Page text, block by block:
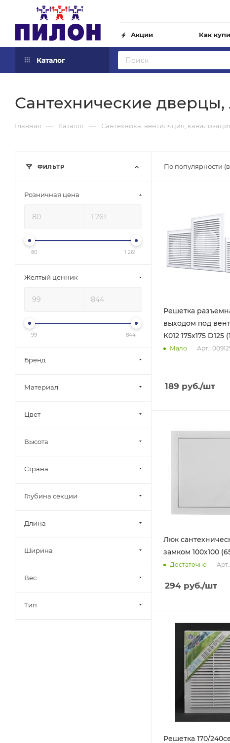
Акции Как
Каталог
Сантехнические
Главная — Каталог — Сантехника, вентиляция,
По популярности
Решетка
выходом под
К012
Мало Арт.:
189 руб./шт
Люк
замком 100х100
Достаточно
294 руб./шт
Решетка 170/
ФИЛЬТР
Розничная цена
80 1 261
Желтый ценник
99 844
Бренд
Материал
Цвет
Высота
Страна
Глубина секции
Длина
Ширина
Вес
Тип